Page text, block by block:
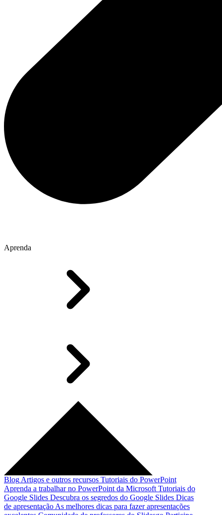
Aprenda
Blog Artigos e outros recursos Tutoriais do PowerPoint
Aprenda a trabalhar no PowerPoint da Microsoft Tutoriais do
Google Slides Descubra os segredos do Google Slides Dicas
de apresentação As melhores dicas para fazer apresentações